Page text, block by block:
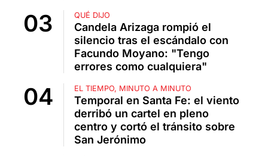
QUÉ DIJO
Candela Arizaga rompió el
silencio tras el escándalo con
Facundo Moyano: "Tengo
errores como cualquiera"
EL TIEMPO, MINUTO A MINUTO
Temporal en Santa Fe: el viento
derribó un cartel en pleno
centro y cortó el tránsito sobre
San Jerónimo